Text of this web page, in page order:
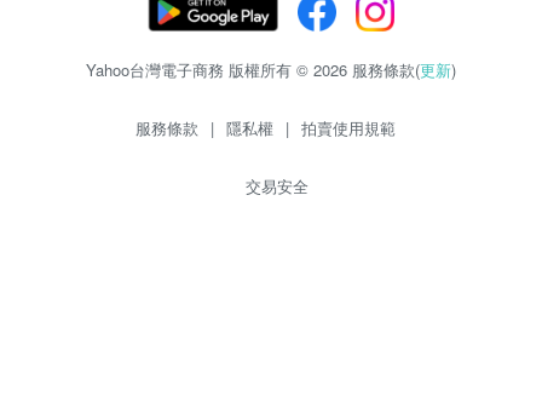
Yahoo台灣電子商務 版權所有 © 2026 服務條款(更新)
服務條款 | 隱私權 | 拍賣使用規範
交易安全